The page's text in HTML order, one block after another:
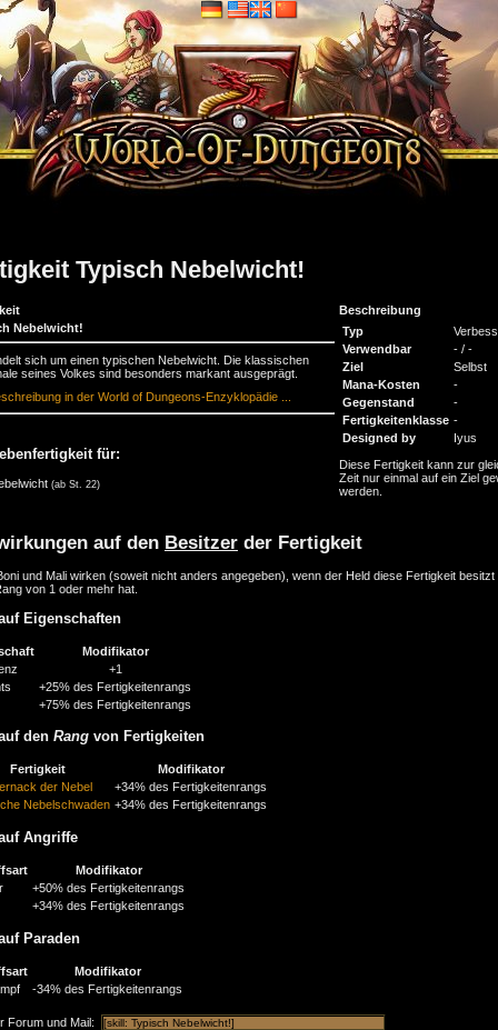
Typisch Nebelwicht!
Beschreibung
Nebelwicht!
sich um einen typischen Nebelwicht. Die klassischen
seines Volkes sind besonders markant ausgeprägt.
in der World of Dungeons-Enzyklopädie ...
für:
(ab St. 22)
Typ
Verwendbar
- / -
Ziel
Selbst
Mana-Kosten
-
Gegenstand
-
Fertigkeitenklasse -
Designed by
Iyus
Diese Fertigkeit kann zur
Zeit nur einmal auf ein Ziel
werden.
auf den Besitzer der Fertigkeit
und Mali wirken (soweit nicht anders angegeben), wenn der Held diese Fertigkeit besitzt
von 1 oder mehr hat.
Eigenschaften
Modifikator
+1
+25% des Fertigkeitenrangs
+75% des Fertigkeitenrangs
den Rang von Fertigkeiten
Fertigkeit
Modifikator
der Nebel
+34% des Fertigkeitenrangs
Nebelschwaden +34% des Fertigkeitenrangs
Angriffe
Modifikator
+50% des Fertigkeitenrangs
+34% des Fertigkeitenrangs
Paraden
Modifikator
-34% des Fertigkeitenrangs
Forum und Mail: